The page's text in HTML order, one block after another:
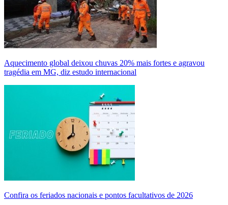
Aquecimento global deixou chuvas 20% mais fortes e agravou
tragédia em MG, diz estudo internacional
Confira os feriados nacionais e pontos facultativos de 2026